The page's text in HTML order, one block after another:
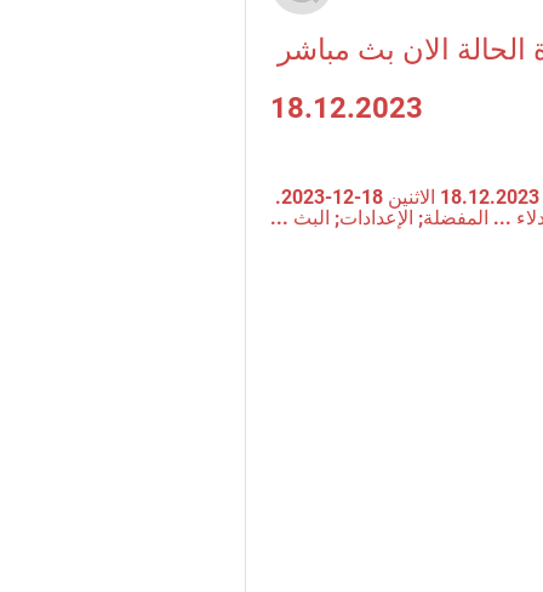
18.12.2023
... المفضلة; الإعدادات; البث ...